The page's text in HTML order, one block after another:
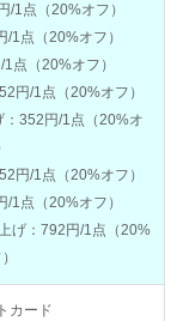
/1点（20%オフ）
1点（20%オフ）
点（20%オフ）
円/1点（20%オフ）
352円/1点（20%オ
円/1点（20%オフ）
1点（20%オフ）
げ：792円/1点（20%
カード